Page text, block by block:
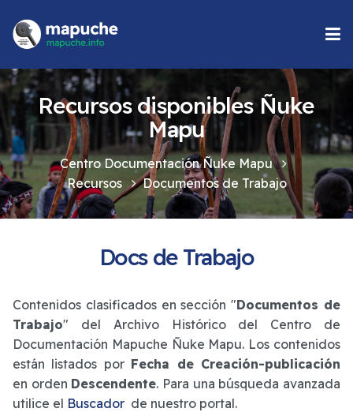
Recursos disponibles Ñuke
Mapu
Centro Documentación Ñuke Mapu
Recursos
Documentos de Trabajo
Docs de Trabajo
Contenidos clasificados en sección "Documentos de
Trabajo" del Archivo Histórico del Centro de
Documentación Mapuche Ñuke Mapu. Los contenidos
están listados por Fecha de Creación-publicación
en orden Descendente. Para una búsqueda avanzada
utilice el Buscador de nuestro portal.